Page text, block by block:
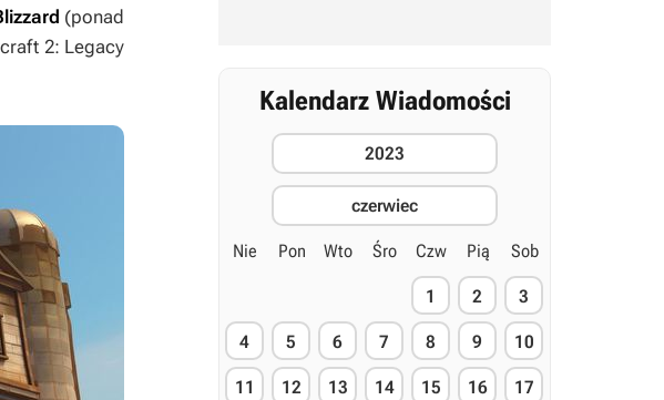
(ponad
2: Legacy
Kalendarz Wiadomości
2023
czerwiec
Nie Pon Wto Śro Czw Pią Sob
1 2 3
4 5 6 7 8 9 10
11 12 13 14 15 16 17